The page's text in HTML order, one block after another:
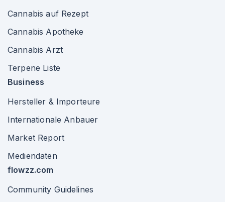
Cannabis auf Rezept
Cannabis Apotheke
Cannabis Arzt
Terpene Liste
Business
Hersteller & Importeure
Internationale Anbauer
Market Report
Mediendaten
flowzz.com
Community Guidelines